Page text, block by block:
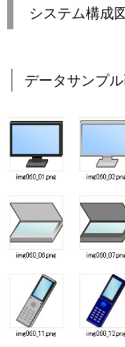
システム構成
データサンプ